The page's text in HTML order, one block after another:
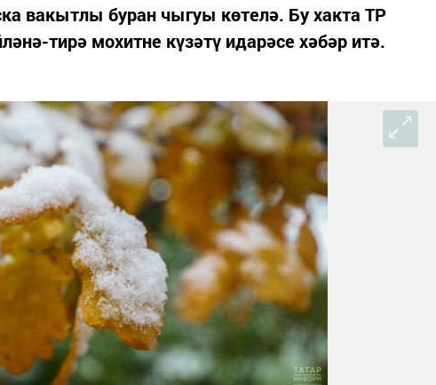
вакытлы буран чыгуы көтелә. Бу хакта ТР
тирә мохитне күзәтү идарәсе хәбәр итә.